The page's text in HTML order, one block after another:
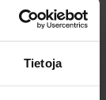
Tietoja